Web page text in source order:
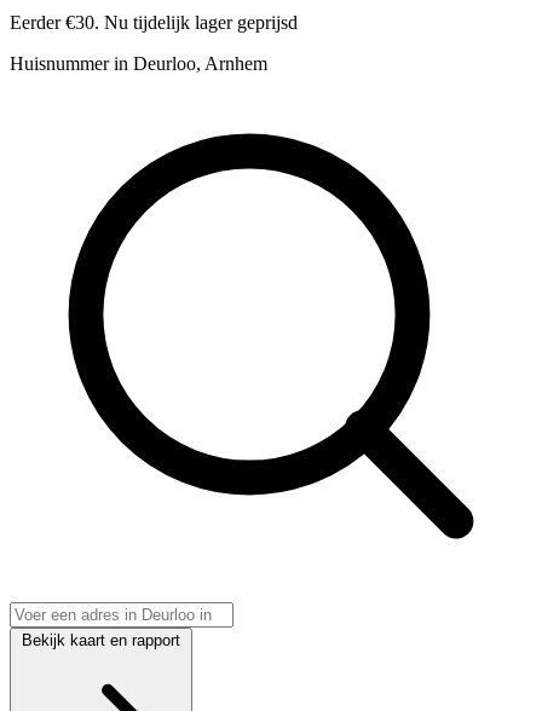
Eerder €30. Nu tijdelijk lager geprijsd
Huisnummer in Deurloo, Arnhem
Bekijk kaart en rapport